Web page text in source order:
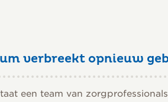
verbreekt opnieuw
een team van